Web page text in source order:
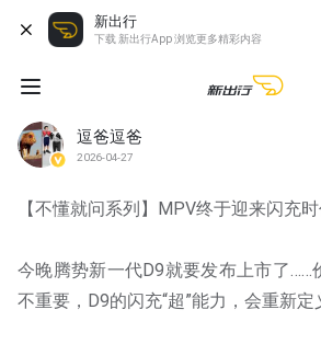
新出行
下载 新出行App 浏览更多精彩内容
逗爸逗爸
2026-04-27
【不懂就问系列】MPV终于迎来闪充时
今晚腾势新一代D9就要发布上市了……
不重要，D9的闪充“超”能力，会重新定